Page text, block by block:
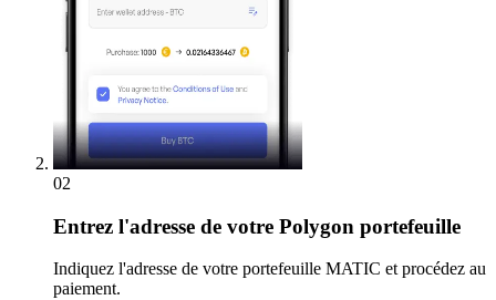
02
Entrez l'adresse de votre Polygon portefeuille
Indiquez l'adresse de votre portefeuille MATIC et procédez au
paiement.